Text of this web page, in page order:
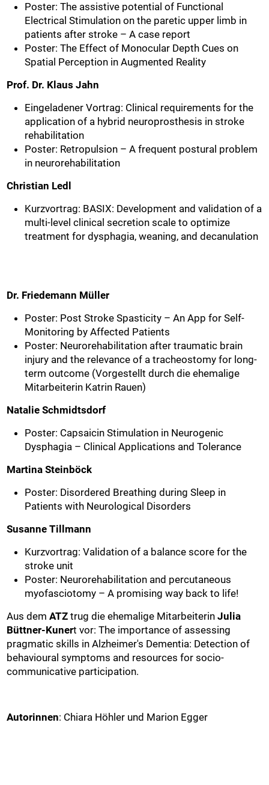
Poster: The assistive potential of Functional
Electrical Stimulation on the paretic upper limb in
patients after stroke – A case report
Poster: The Effect of Monocular Depth Cues on
Spatial Perception in Augmented Reality
Prof. Dr. Klaus Jahn
Eingeladener Vortrag: Clinical requirements for the
application of a hybrid neuroprosthesis in stroke
rehabilitation
Poster: Retropulsion – A frequent postural problem
in neurorehabilitation
Christian Ledl
Kurzvortrag: BASIX: Development and validation of a
multi-level clinical secretion scale to optimize
treatment for dysphagia, weaning, and decanulation
Dr. Friedemann Müller
Poster: Post Stroke Spasticity – An App for Self-
Monitoring by Affected Patients
Poster: Neurorehabilitation after traumatic brain
injury and the relevance of a tracheostomy for long-
term outcome (Vorgestellt durch die ehemalige
Mitarbeiterin Katrin Rauen)
Natalie Schmidtsdorf
Poster: Capsaicin Stimulation in Neurogenic
Dysphagia – Clinical Applications and Tolerance
Martina Steinböck
Poster: Disordered Breathing during Sleep in
Patients with Neurological Disorders
Susanne Tillmann
Kurzvortrag: Validation of a balance score for the
stroke unit
Poster: Neurorehabilitation and percutaneous
myofasciotomy – A promising way back to life!
Aus demATZ trug die ehemalige MitarbeiterinJulia
Büttner-Kunert vor: The importance of assessing
pragmatic skills in Alzheimer's Dementia: Detection of
behavioural symptoms and resources for socio-
communicative participation.
Autorinnen: Chiara Höhler und Marion Egger